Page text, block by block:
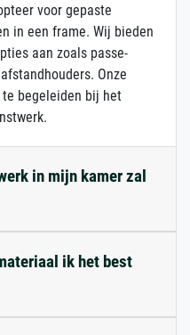
voor gepaste
in een frame. Wij bieden
aan zoals passe-
Onze
begeleiden bij het
in mijn kamer zal
ik het best